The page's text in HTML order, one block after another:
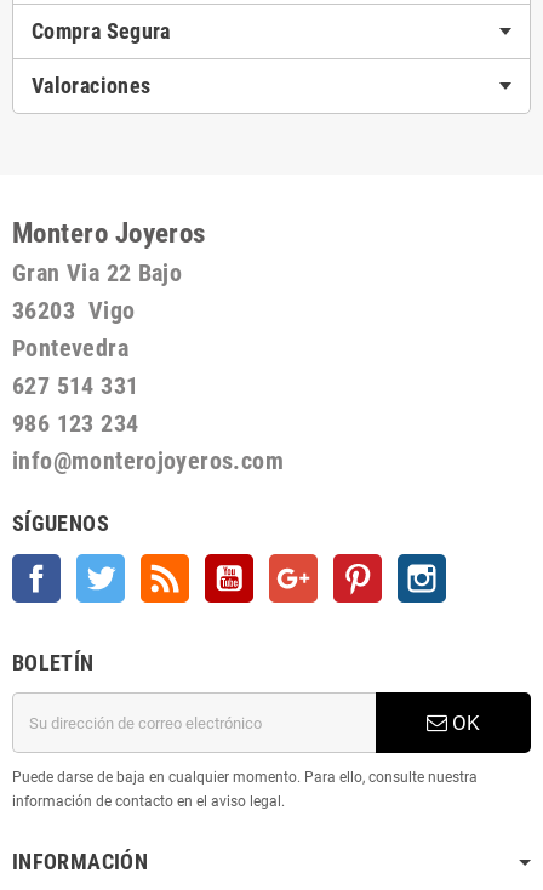
Compra Segura
Valoraciones
Montero Joyeros
Gran Via 22 Bajo
36203 Vigo
Pontevedra
627 514 331
986 123 234
info@monterojoyeros.com
SÍGUENOS
Facebook Twitter YouTube Google + Pinterest
BOLETÍN
OK
Puede darse de baja en cualquier momento. Para ello, consulte nuestra
información de contacto en el aviso legal.
INFORMACIÓN